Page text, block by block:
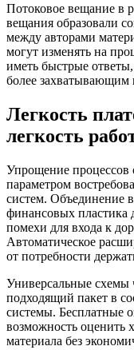
Потоковое вещание в
вещания образовали
между авторами
могут изменять на
иметь быстрые
более захватывающим
Легкость
легкость
Упрощение процессов
параметром
систем. Объединение
финансовых пластика
помехи для входа к
Автоматическое
от потребности
Универсальные схемы
подходящий пакет в
системы. Бесплатные
возможность оценить
материала без